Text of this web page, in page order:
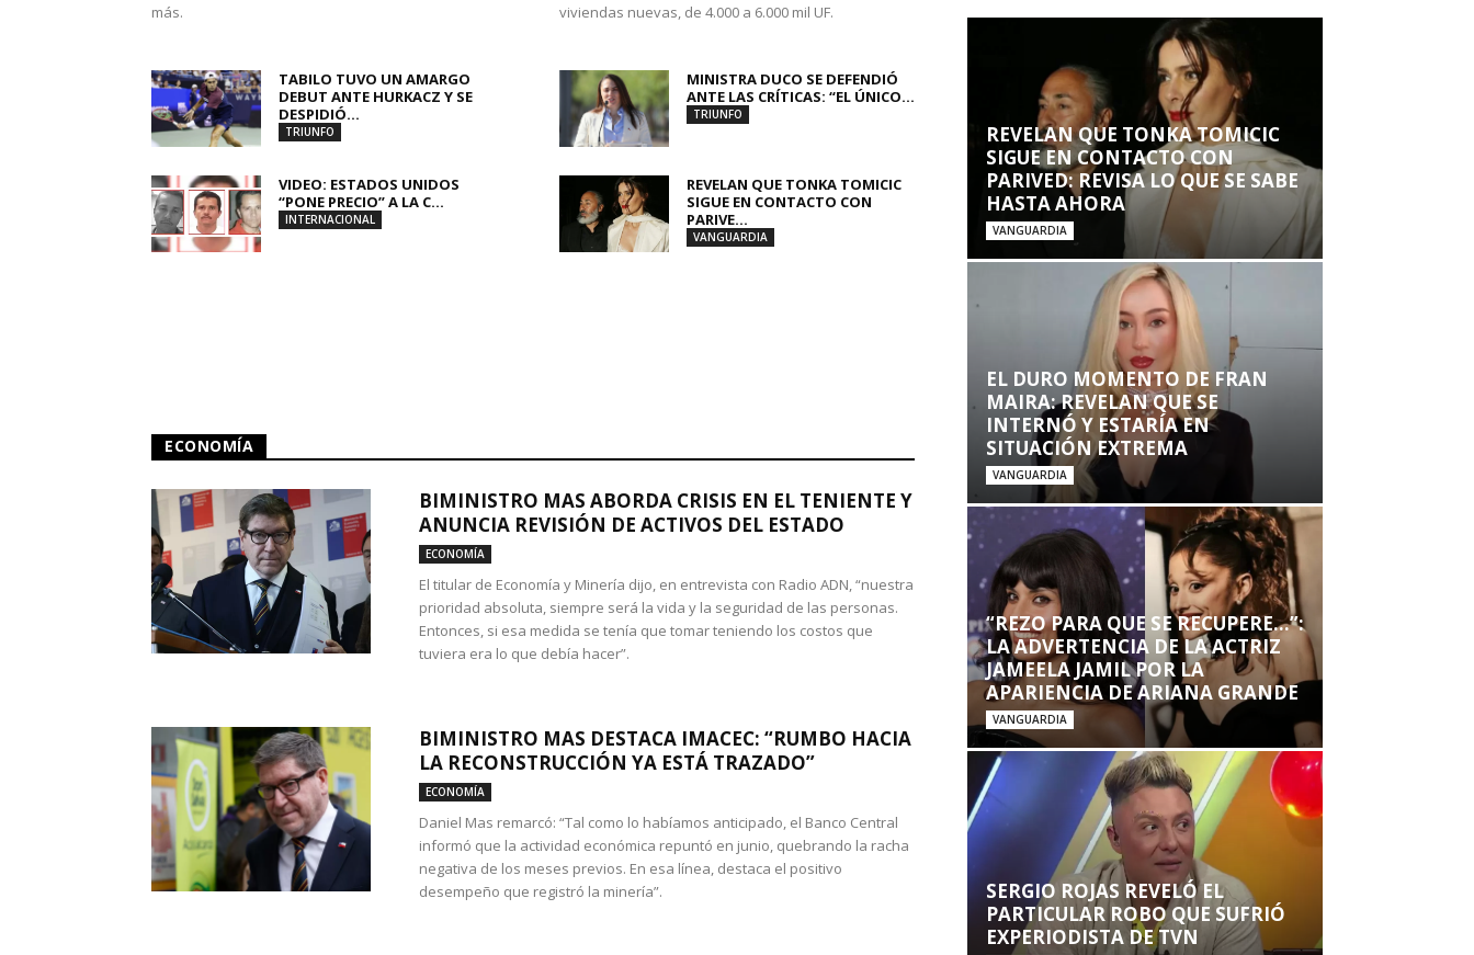
más.
viviendas nuevas, de 4.000 a 6.000 mil UF.
TABILO TUVO UN AMARGO
DEBUT ANTE HURKACZ Y SE
DESPIDIÓ...
TRIUNFO
MINISTRA DUCO SE DEFENDIÓ
ANTE LAS CRÍTICAS: “EL ÚNICO...
TRIUNFO
VIDEO: ESTADOS UNIDOS
“PONE PRECIO” A LA C...
INTERNACIONAL
REVELAN QUE TONKA TOMICIC
SIGUE EN CONTACTO CON
PARIVE...
VANGUARDIA
ECONOMÍA
BIMINISTRO MAS ABORDA CRISIS EN EL TENIENTE Y
ANUNCIA REVISIÓN DE ACTIVOS DEL ESTADO
ECONOMÍA
El titular de Economía y Minería dijo, en entrevista con Radio ADN, “nuestra
prioridad absoluta, siempre será la vida y la seguridad de las personas.
Entonces, si esa medida se tenía que tomar teniendo los costos que
tuviera era lo que debía hacer”.
BIMINISTRO MAS DESTACA IMACEC: “RUMBO HACIA
LA RECONSTRUCCIÓN YA ESTÁ TRAZADO”
ECONOMÍA
Daniel Mas remarcó: “Tal como lo habíamos anticipado, el Banco Central
informó que la actividad económica repuntó en junio, quebrando la racha
negativa de los meses previos. En esa línea, destaca el positivo
desempeño que registró la minería”.
REVELAN QUE TONKA TOMICIC
SIGUE EN CONTACTO CON
PARIVED: REVISA LO QUE SE SABE
HASTA AHORA
VANGUARDIA
EL DURO MOMENTO DE FRAN
MAIRA: REVELAN QUE SE
INTERNÓ Y ESTARÍA EN
SITUACIÓN EXTREMA
VANGUARDIA
“REZO PARA QUE SE RECUPERE…”:
LA ADVERTENCIA DE LA ACTRIZ
JAMEELA JAMIL POR LA
APARIENCIA DE ARIANA GRANDE
VANGUARDIA
SERGIO ROJAS REVELÓ EL
PARTICULAR ROBO QUE SUFRIÓ
EXPERIODISTA DE TVN